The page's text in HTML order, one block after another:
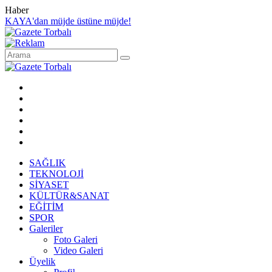
Haber
KAYA'dan müjde üstüne müjde!
SAĞLIK
TEKNOLOJİ
SİYASET
KÜLTÜR&SANAT
EĞİTİM
SPOR
Galeriler
Foto Galeri
Video Galeri
Üyelik